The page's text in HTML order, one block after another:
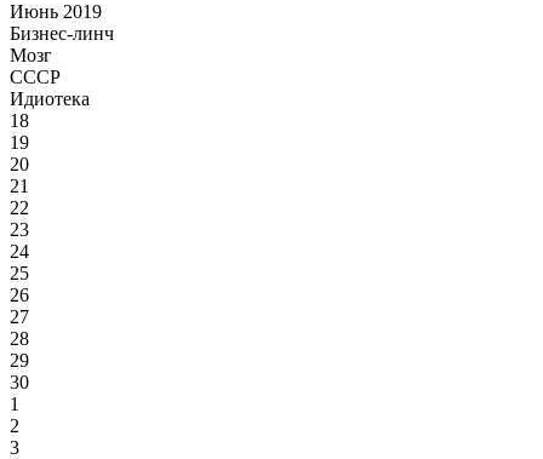
Июнь 2019
Бизнес-линч
Мозг
СССР
Идиотека
18
19
20
21
22
23
24
25
26
27
28
29
30
1
2
3